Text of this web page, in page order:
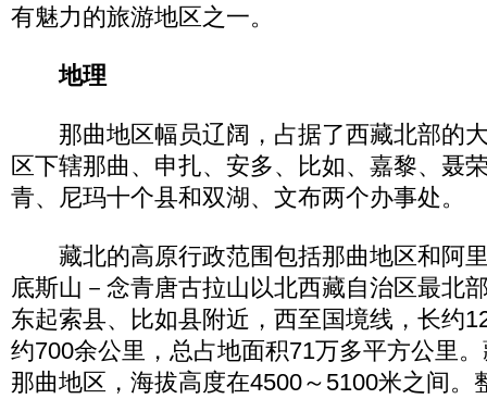
有魅力的旅游地区之一。
地理
那曲地区幅员辽阔，占据了西藏北部的
区下辖那曲、申扎、安多、比如、嘉黎、聂
青、尼玛十个县和双湖、文布两个办事处。
藏北的高原行政范围包括那曲地区和阿
底斯山－念青唐古拉山以北西藏自治区最北
东起索县、比如县附近，西至国境线，长约
约700余公里，总占地面积71万多平方公里
那曲地区，海拔高度在4500～5100米之间。